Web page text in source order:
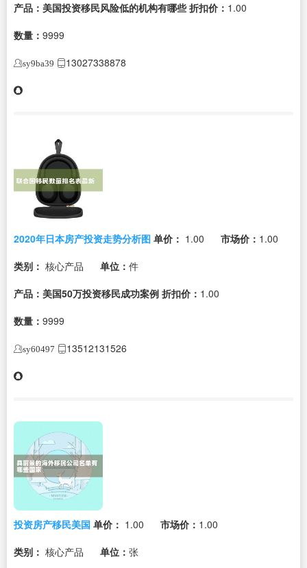
产品：美国投资移民风险低的机构有哪些 折扣价： 1.00
数量： 9999
sy9ba39 13027338878
2020年日本房产投资走势分析图 单价： 1.00 市场价： 1.00
类别： 核心产品 单位： 件
产品：美国50万投资移民成功案例 折扣价： 1.00
数量： 9999
sy60497 13512131526
投资房产移民美国 单价： 1.00 市场价： 1.00
类别： 核心产品 单位： 张